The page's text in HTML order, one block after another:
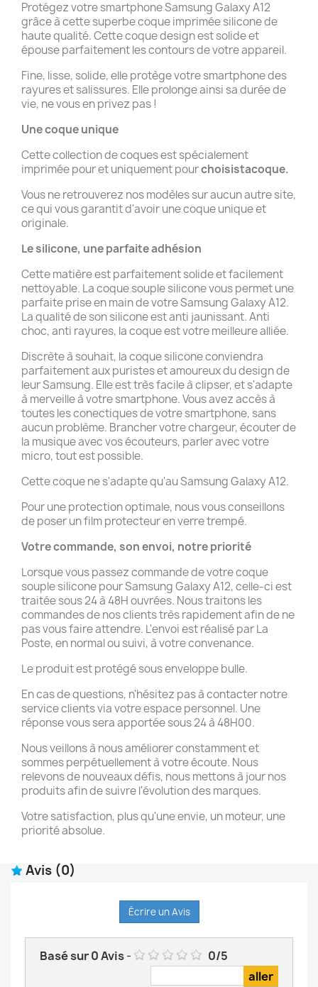
Protégez votre smartphone Samsung Galaxy A12
grâce à cette superbe coque imprimée silicone de
haute qualité. Cette coque design est solide et
épouse parfaitement les contours de votre appareil.
Fine, lisse, solide, elle protège votre smartphone des
rayures et salissures. Elle prolonge ainsi sa durée de
vie, ne vous en privez pas !
Une coque unique
Cette collection de coques est spécialement
imprimée pour et uniquement pourchoisistacoque.
Vous ne retrouverez nos modèles sur aucun autre site,
ce qui vous garantit d'avoir une coque unique et
originale.
Le silicone, une parfaite adhésion
Cette matière est parfaitement solide et facilement
nettoyable. La coque souple silicone vous permet une
parfaite prise en main de votre Samsung Galaxy A12.
La qualité de son silicone est anti jaunissant. Anti
choc, anti rayures, la coque est votre meilleure alliée.
Discrète à souhait, la coque silicone conviendra
parfaitement aux puristes et amoureux du design de
leur Samsung. Elle est très facile à clipser, et s'adapte
à merveille à votre smartphone. Vous avez accès à
toutes les conectiques de votre smartphone, sans
aucun problème. Brancher votre chargeur, écouter de
la musique avec vos écouteurs, parler avec votre
micro, tout est possible.
Cette coque ne s'adapte qu'au Samsung Galaxy A12.
Pour une protection optimale, nous vous conseillons
de poser un film protecteur en verre trempé.
Votre commande, son envoi, notre priorité
Lorsque vous passez commande de votre coque
souple silicone pour Samsung Galaxy A12, celle-ci est
traitée sous 24 à 48H ouvrées. Nous traitons les
commandes de nos clients très rapidement afin de ne
pas vous faire attendre. L'envoi est réalisé par La
Poste, en normal ou suivi, à votre convenance.
Le produit est protégé sous enveloppe bulle.
En cas de questions, n'hésitez pas à contacter notre
service clients via votre espace personnel. Une
réponse vous sera apportée sous 24 à 48H00.
Nous veillons à nous améliorer constamment et
sommes perpétuellement à votre écoute. Nous
relevons de nouveaux défis, nous mettons à jour nos
produits afin de suivre l'évolution des marques.
Votre satisfaction, plus qu'une envie, un moteur, une
priorité absolue.
Avis (0)
Écrire un Avis
Basé sur0Avis- 0/5